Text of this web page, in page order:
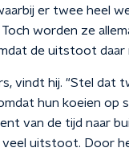
er twee heel
worden ze
de uitstoot daar
vindt hij. "Stel dat
hun koeien op
van de tijd naar
veel uitstoot. Door